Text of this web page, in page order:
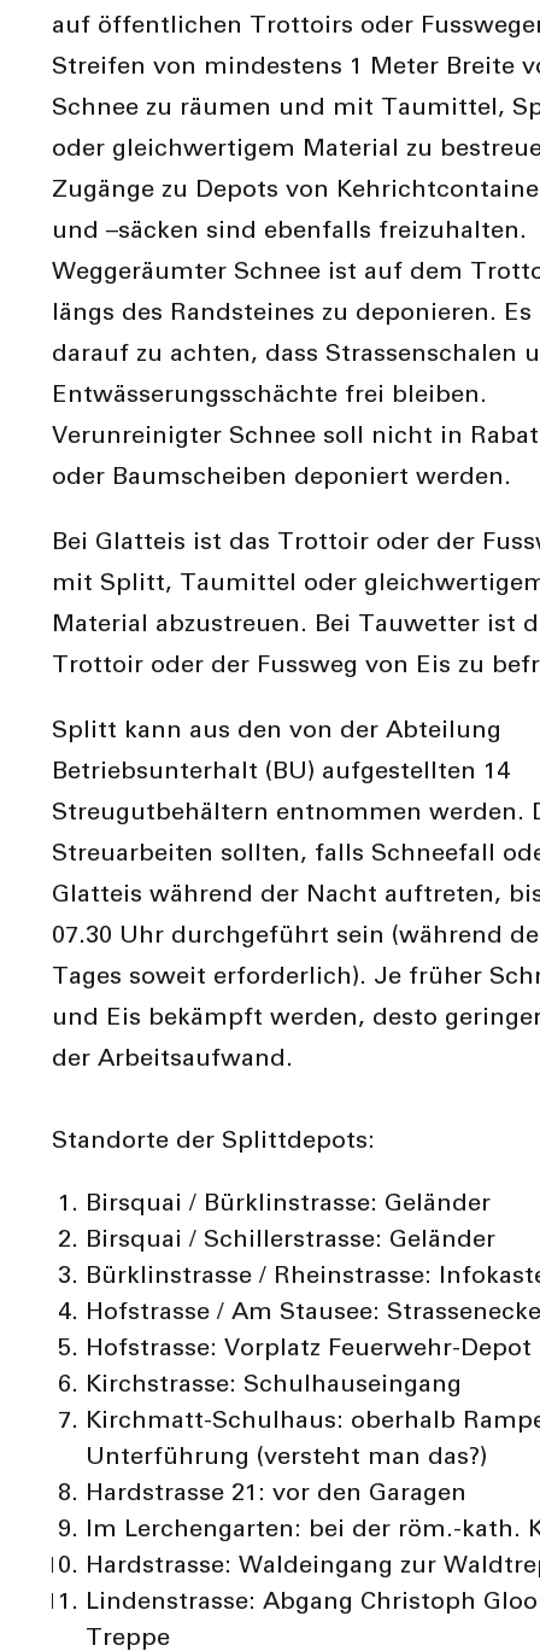
auf öffentlichen Trottoirs oder
Streifen von mindestens 1 Meter Breite
Schnee zu räumen und mit Taumittel,
oder gleichwertigem Material zu
Zugänge zu Depots von
und –säcken sind ebenfalls freizuhalten.
Weggeräumter Schnee ist auf dem
längs des Randsteines zu deponieren. Es
darauf zu achten, dass Strassenschalen
Entwässerungsschächte frei bleiben.
Verunreinigter Schnee soll nicht in
oder Baumscheiben deponiert werden.
Bei Glatteis ist das Trottoir oder der
mit Splitt, Taumittel oder
Material abzustreuen. Bei Tauwetter ist
Trottoir oder der Fussweg von Eis zu
Splitt kann aus den von der Abteilung
Betriebsunterhalt (BU) aufgestellten 14
Streugutbehältern entnommen werden.
Streuarbeiten sollten, falls Schneefall
Glatteis während der Nacht auftreten,
07.30 Uhr durchgeführt sein (während
Tages soweit erforderlich). Je früher
und Eis bekämpft werden, desto
der Arbeitsaufwand.
Standorte der Splittdepots:
Birsquai / Bürklinstrasse: Geländer
Birsquai / Schillerstrasse: Geländer
Bürklinstrasse / Rheinstrasse:
Hofstrasse / Am Stausee: Strassenecke
Hofstrasse: Vorplatz Feuerwehr-Depot
Kirchstrasse: Schulhauseingang
Kirchmatt-Schulhaus: oberhalb
Unterführung (versteht man das?)
Hardstrasse 21: vor den Garagen
Im Lerchengarten: bei der röm.-kath.
Hardstrasse: Waldeingang zur
Lindenstrasse: Abgang Christoph
Treppe